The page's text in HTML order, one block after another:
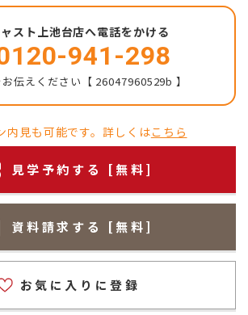
スト上池台店へ電話をかける
941-298
伝えください【 26047960529b 】
内見も可能です。詳しくはこちら
見学予約する [無料]
資料請求する [無料]
お気に入りに登録